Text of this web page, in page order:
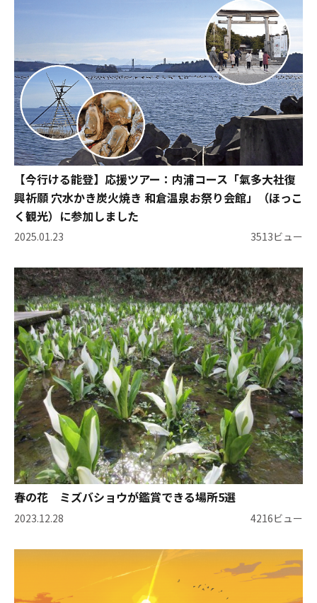
【今行ける能登】応援ツアー：内浦コース「氣多大社復
興祈願 穴水かき炭火焼き 和倉温泉お祭り会館」（ほっこ
く観光）に参加しました
2025.01.23 3513ビュー
春の花 ミズバショウが鑑賞できる場所5選
2023.12.28 4216ビュー